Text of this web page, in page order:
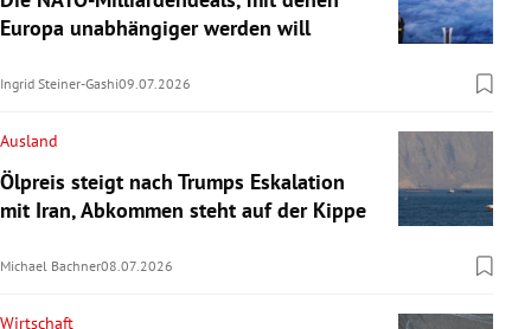
Europa unabhängiger werden will
Ingrid Steiner-Gashi09.07.2026
Ausland
Ölpreis steigt nach Trumps Eskalation
mit Iran, Abkommen steht auf der Kippe
Michael Bachner08.07.2026
Wirtschaft